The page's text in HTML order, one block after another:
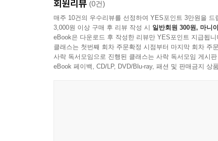
회원리뷰 (0건)
매주 10건의 우수리뷰를 선정하여 YES포인트 3만원을 드
3,000원 이상 구매 후 리뷰 작성 시 일반회원 300원, 마니
eBook은 다운로드 후 작성한 리뷰만 YES포인트 지급됩니
클래스는 첫번째 회차 주문확정 시점부터 마지막 회차 주
사락 독서모임으로 진행된 클래스는 사락 독서모임 게시
eBook 페이백, CD/LP, DVD/Blu-ray, 패션 및 판매금지 상